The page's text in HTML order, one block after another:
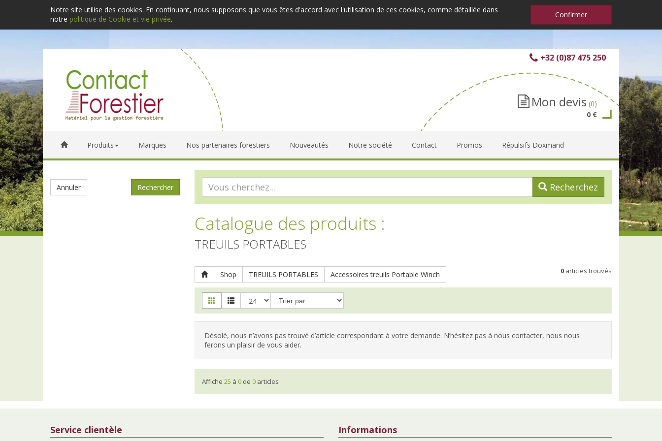
Notre site utilise des cookies. En continuant, nous supposons que vous êtes d'accord avec l'utilisation de ces cookies, comme détaillée dans
notre politique de Cookie et vie privée. Confirmer
+32 (0)87 475 250
Mon devis (0)
0 €
Produits Marques Nos partenaires forestiers Nouveautés Notre société Contact Promos Répulsifs Doxmand
Annuler Recherchez
Catalogue des produits :
TREUILS PORTABLES
Shop TREUILS PORTABLES Accessoires treuils Portable Winch 0 articles trouvés
Désolé, nous n’avons pas trouvé d’article correspondant à votre demande. N’hésitez pas à nous contacter, nous nous
ferons un plaisir de vous aider.
Affiche 25 à 0 de 0 articles
Service clientèle Informations